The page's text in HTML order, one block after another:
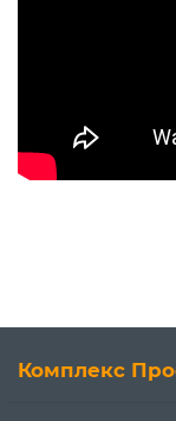
Комплекс